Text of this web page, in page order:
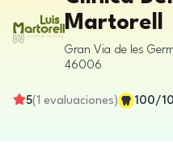
Martorell
Gran Via de les
46006
5(1 evaluaciones) 100/